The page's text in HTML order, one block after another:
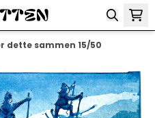
dette sammen 15/50